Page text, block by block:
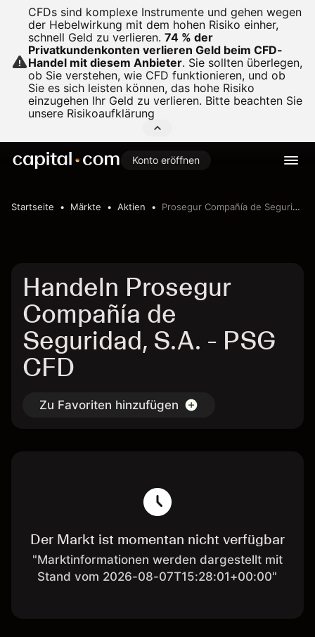
CFDs sind komplexe Instrumente und gehen wegen
der Hebelwirkung mit dem hohen Risiko einher,
schnell Geld zu verlieren. 74 % der
Privatkundenkonten verlieren Geld beim CFD-
Handel mit diesem Anbieter. Sie sollten überlegen,
ob Sie verstehen, wie CFD funktionieren, und ob
Sie es sich leisten können, das hohe Risiko
einzugehen Ihr Geld zu verlieren. Bitte beachten Sie
unsere Risikoaufklärung
Konto eröffnen
Startseite Märkte Aktien Prosegur Compañía de Seguridad, S.A.
Handeln Prosegur
Compañía de
Seguridad, S.A. - PSG
CFD
Zu Favoriten hinzufügen
Der Markt ist momentan nicht verfügbar
"Marktinformationen werden dargestellt mit
Stand vom 2026-08-07T15:28:01+00:00"